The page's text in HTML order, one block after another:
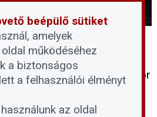
része az Ingatlan 2024 -
-közvetítők, és -
Előadó: Szarvas Gábor
Consulting
beépülő sütiket
amelyek
működéséhez
a biztonságos
a felhasználói élményt
az oldal